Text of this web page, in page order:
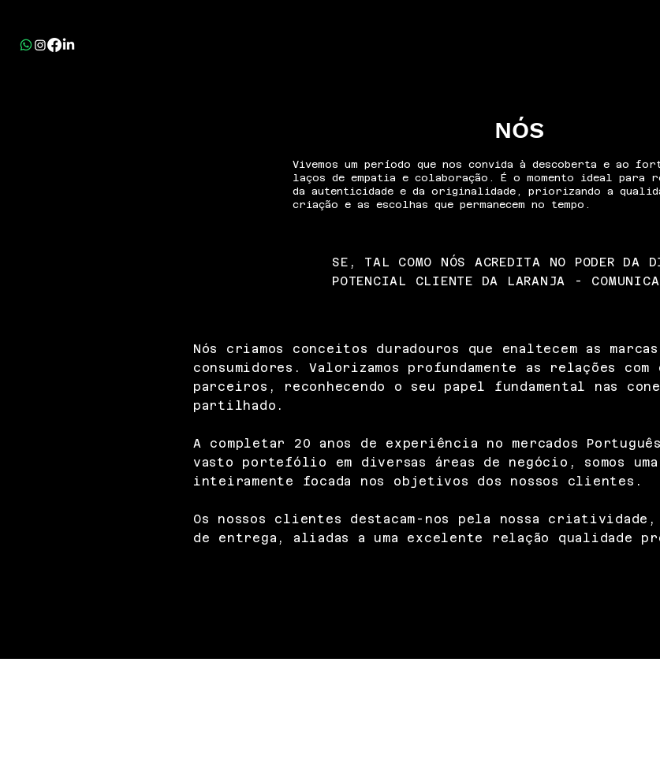
NÓS
Vivemos um período que nos convida à descoberta e ao
laços de empatia e colaboração. É o momento ideal para
da autenticidade e da originalidade, priorizando a
criação e as escolhas que permanecem no tempo.
SE, TAL COMO NÓS ACREDITA NO PODER DA
POTENCIAL CLIENTE DA LARANJA -
Nós criamos conceitos duradouros que enaltecem as
consumidores. Valorizamos profundamente as relações
parceiros, reconhecendo o seu papel fundamental nas
partilhado.
A completar 20 anos de experiência no mercados
vasto portefólio em diversas áreas de negócio, somos
inteiramente focada nos objetivos dos nossos clientes.
Os nossos clientes destacam-nos pela nossa
de entrega, aliadas a uma excelente relação qualidade